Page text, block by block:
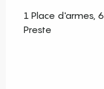
1 Place d'armes,
Preste